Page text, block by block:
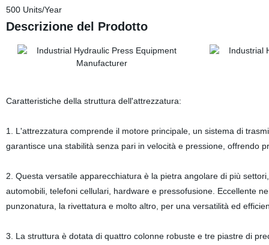
500 Units/Year
Descrizione del Prodotto
Caratteristiche della struttura dell'attrezzatura:
1. L'attrezzatura comprende il motore principale, un sistema di
garantisce una stabilità senza pari in velocità e pressione, offrendo
2. Questa versatile apparecchiatura è la pietra angolare di più
automobili, telefoni cellulari, hardware e pressofusione. Eccellente
punzonatura, la rivettatura e molto altro, per una versatilità ed
3. La struttura è dotata di quattro colonne robuste e tre piastre di